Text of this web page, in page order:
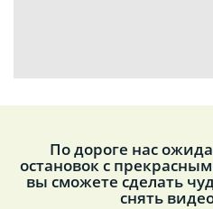
По дороге нас
остановок с
вы сможете сделать
снять